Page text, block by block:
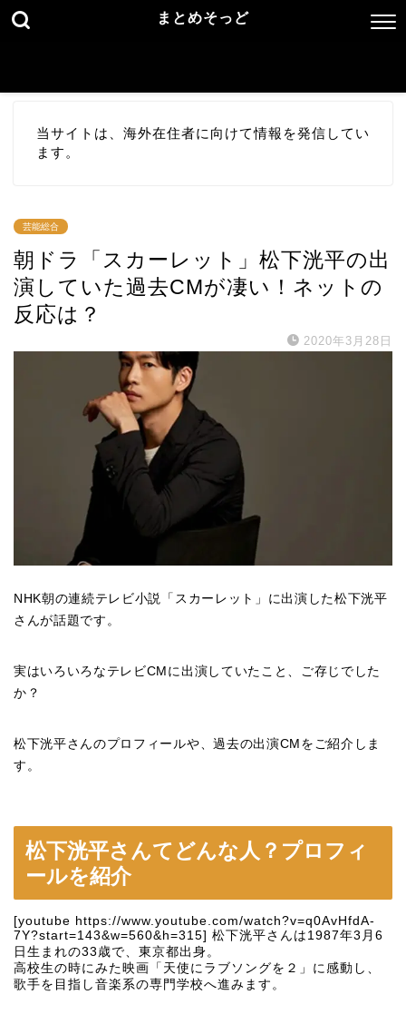
まとめそっど
当サイトは、海外在住者に向けて情報を発信してい
ます。
芸能総合
朝ドラ「スカーレット」松下洸平の出
演していた過去CMが凄い！ネットの
反応は？
2020年3月28日
NHK朝の連続テレビ小説「スカーレット」に出演した松下洸平
さんが話題です。
実はいろいろなテレビCMに出演していたこと、ご存じでした
か？
松下洸平さんのプロフィールや、過去の出演CMをご紹介しま
す。
松下洸平さんてどんな人？プロフィ
ールを紹介
[youtube https://www.youtube.com/watch?v=q0AvHfdA-
7Y?start=143&w=560&h=315] 松下洸平さんは1987年3月6
日生まれの33歳で、東京都出身。
高校生の時にみた映画「天使にラブソングを２」に感動し、
歌手を目指し音楽系の専門学校へ進みます。